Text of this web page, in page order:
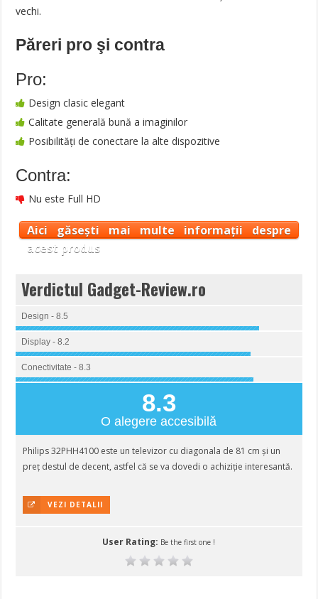
vechi.
Păreri pro şi contra
Pro:
Design clasic elegant
Calitate generală bună a imaginilor
Posibilități de conectare la alte dispozitive
Contra:
Nu este Full HD
Aici găsești mai multe informații despre
acest produs
Verdictul Gadget-Review.ro
Design - 8.5
Display - 8.2
Conectivitate - 8.3
8.3
O alegere accesibilă
Philips 32PHH4100 este un televizor cu diagonala de 81 cm și un
preț destul de decent, astfel că se va dovedi o achiziție interesantă.
VEZI DETALII
User Rating: Be the first one !